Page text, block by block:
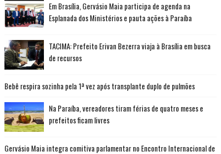
Em Brasília, Gervásio Maia participa de agenda na
Esplanada dos Ministérios e pauta ações à Paraíba
TACIMA: Prefeito Erivan Bezerra viaja à Brasília em busca
de recursos
Bebê respira sozinha pela 1ª vez após transplante duplo de pulmões
Na Paraíba, vereadores tiram férias de quatro meses e
prefeitos ficam livres
Gervásio Maia integra comitiva parlamentar no Encontro Internacional de